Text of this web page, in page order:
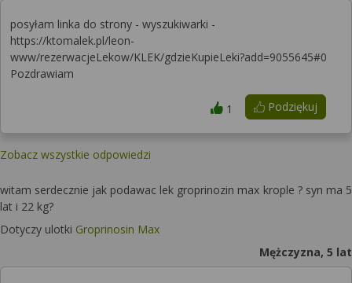
posyłam linka do strony - wyszukiwarki -
https://ktomalek.pl/leon-
www/rezerwacjeLekow/KLEK/gdzieKupieLeki?add=9055645#0
Pozdrawiam
Podziękuj
1
Zobacz wszystkie odpowiedzi
witam serdecznie jak podawac lek groprinozin max krople ? syn ma 5
lat i 22 kg?
Dotyczy ulotki Groprinosin Max
Mężczyzna, 5 lat